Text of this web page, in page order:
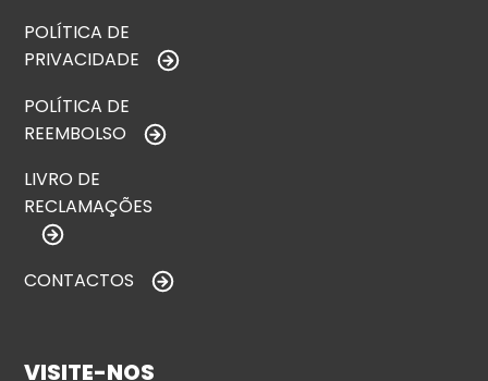
POLÍTICA DE
PRIVACIDADE
POLÍTICA DE
REEMBOLSO
LIVRO DE
RECLAMAÇÕES
CONTACTOS
VISITE-NOS